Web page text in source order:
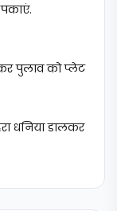
पुलाव को प्लेट
धनिया डालकर